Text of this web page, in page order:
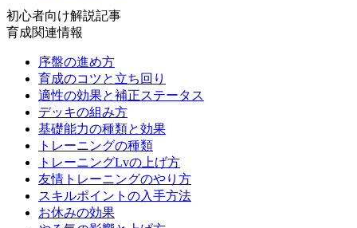
初心者向け解説記事
育成関連情報
序盤の進め方
育成のコツと立ち回り
適性の効果と補正ステータス
デッキの組み方
基礎能力の種類と効果
トレーニングの種類
トレーニングLvの上げ方
友情トレーニングのやり方
スキルポイントの入手方法
お休みの効果